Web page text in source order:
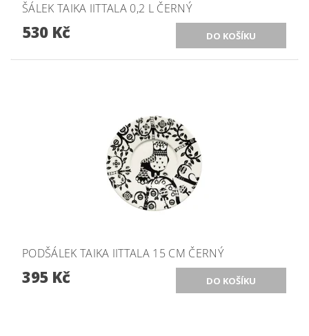
ŠÁLEK TAIKA IITTALA 0,2 L ČERNÝ
530 Kč
PODŠÁLEK TAIKA IITTALA 15 CM ČERNÝ
395 Kč